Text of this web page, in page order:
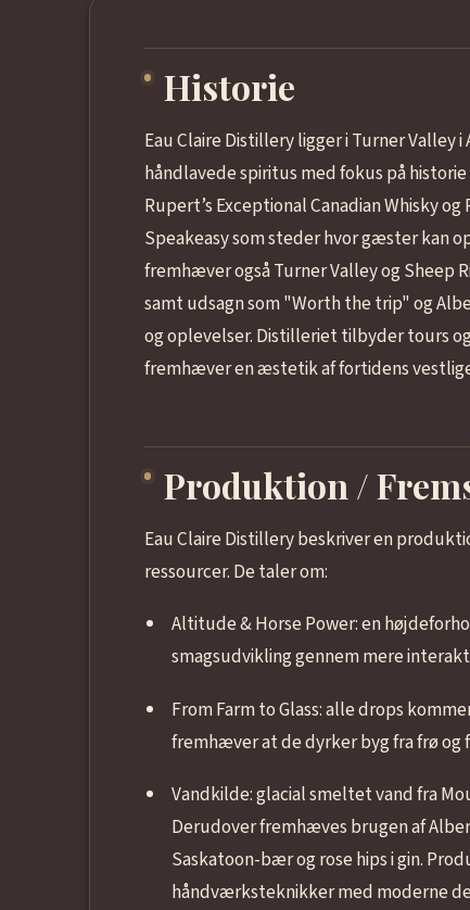
Historie
Eau Claire Distillery ligger i Turner Valley
håndlavede spiritus med fokus på
Rupert’s Exceptional Canadian Whisky
Speakeasy som steder hvor gæster kan
fremhæver også Turner Valley og Sheep
samt udsagn som "Worth the trip" og
og oplevelser. Distilleriet tilbyder tours
fremhæver en æstetik af fortidens
Produktion /
Eau Claire Distillery beskriver en
ressourcer. De taler om:
Altitude & Horse Power: en
smagsudvikling gennem mere
From Farm to Glass: alle drops
fremhæver at de dyrker byg fra frø
Vandkilde: glacial smeltet vand fra
Derudover fremhæves brugen af
Saskatoon-bær og rose hips i gin.
håndværksteknikker med moderne